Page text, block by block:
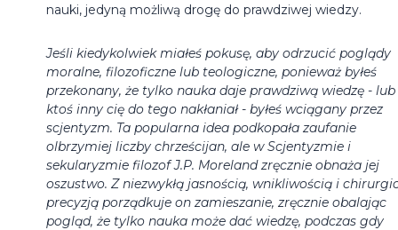
nauki, jedyną możliwą drogę do prawdziwej wiedzy.
Jeśli kiedykolwiek miałeś pokusę, aby odrzucić poglądy
moralne, filozoficzne lub teologiczne, ponieważ byłeś
przekonany, że tylko nauka daje prawdziwą wiedzę - lub
ktoś inny cię do tego nakłaniał - byłeś wciągany przez
scjentyzm. Ta popularna idea podkopała zaufanie
olbrzymiej liczby chrześcijan, ale w Scjentyzmie i
sekularyzmie filozof J.P. Moreland zręcznie obnaża jej
oszustwo. Z niezwykłą jasnością, wnikliwością i
precyzją porządkuje on zamieszanie, zręcznie obalając
pogląd, że tylko nauka może dać wiedzę, podczas gdy